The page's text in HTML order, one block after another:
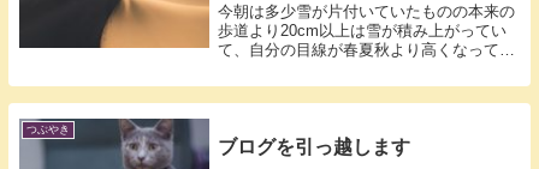
今朝は多少雪が片付いていたものの本来の
歩道より20cm以上は雪が積み上がってい
て、自分の目線が春夏秋より高くなってい
つぶやき
ブログを引っ越します